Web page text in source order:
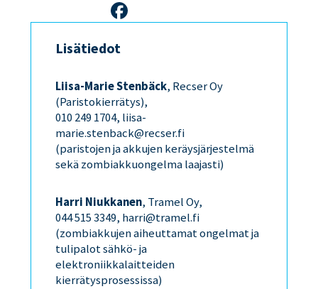
LinkedIn
Lisätiedot
Liisa-Marie Stenbäck, Recser Oy
(Paristokierrätys),
010 249 1704, liisa-
marie.stenback@recser.fi
(paristojen ja akkujen keräysjärjestelmä
sekä zombiakkuongelma laajasti)
Harri Niukkanen, Tramel Oy,
044 515 3349, harri@tramel.fi
(zombiakkujen aiheuttamat ongelmat ja
tulipalot sähkö- ja
elektroniikkalaitteiden
kierrätysprosessissa)